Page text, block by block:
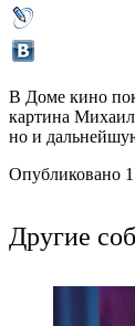
В Доме кино
картина
но и
Опубликовано
Другие